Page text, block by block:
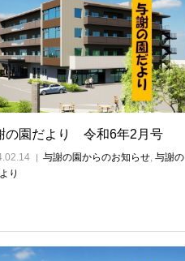
の園だより 令和6年2月号
与謝の園からのお知らせ, 与謝の
り